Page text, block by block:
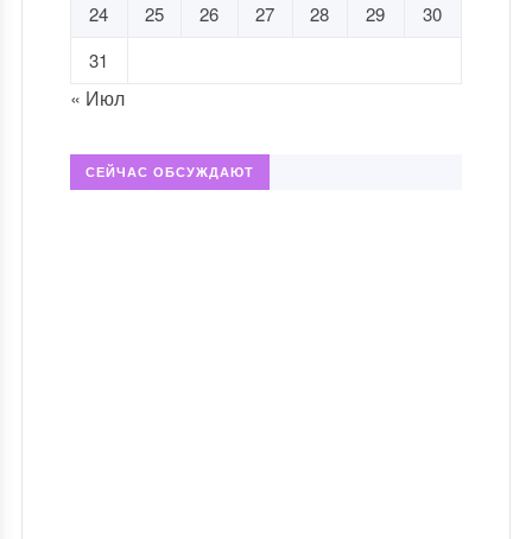
24
25 26 27 28 29
30
31
« Июл
СЕЙЧАС ОБСУЖДАЮТ